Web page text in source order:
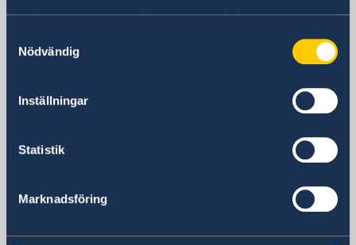
Nödvändig
Inställningar
Statistik
Marknadsföring
Visum- och migrationsfrågor
+86 21 5359 9639
+86 21 5359 9633
Allmänna förfrågningar
generalkonsulat.shanghai-visum@gov.se